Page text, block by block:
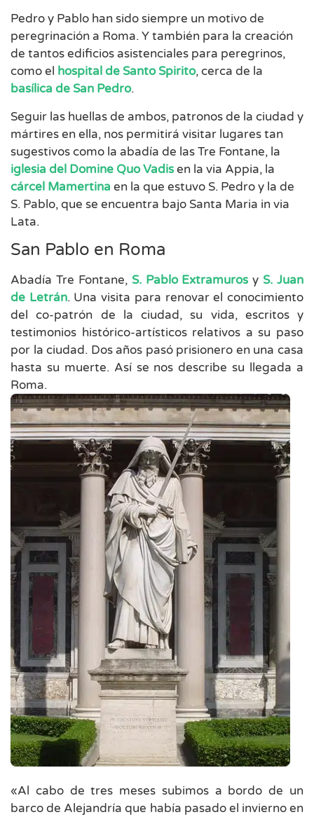
Pedro y Pablo han sido siempre un motivo de
peregrinación a Roma. Y también para la creación
de tantos edificios asistenciales para peregrinos,
como el hospital de Santo Spirito, cerca de la
basílica de San Pedro.
Seguir las huellas de ambos, patronos de la ciudad y
mártires en ella, nos permitirá visitar lugares tan
sugestivos como la abadía de las Tre Fontane, la
iglesia del Domine Quo Vadisen la via Appia, la
cárcel Mamertina en la que estuvo S. Pedro y la de
S. Pablo, que se encuentra bajo Santa Maria in via
Lata.
San Pablo en Roma
Abadía Tre Fontane, S. Pablo Extramuros y S. Juan
de Letrán. Una visita para renovar el conocimiento
del co-patrón de la ciudad, su vida, escritos y
testimonios histórico-artísticos relativos a su paso
por la ciudad. Dos años pasó prisionero en una casa
hasta su muerte. Así se nos describe su llegada a
Roma.
«Al cabo de tres meses subimos a bordo de un
barco de Alejandría que había pasado el invierno en